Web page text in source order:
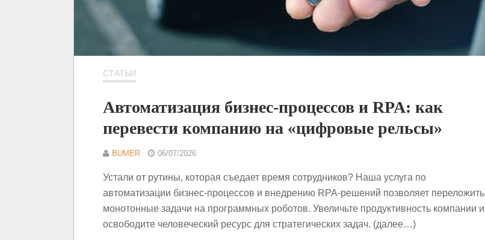
СТАТЬИ
Автоматизация бизнес-процессов и RPA: как
перевести компанию на «цифровые рельсы»
BUMER 06/07/2026
Устали от рутины, которая съедает время сотрудников? Наша услуга по
автоматизации бизнес-процессов и внедрению RPA-решений позволяет переложить
монотонные задачи на программных роботов. Увеличьте продуктивность компании и
освободите человеческий ресурс для стратегических задач. (далее…)